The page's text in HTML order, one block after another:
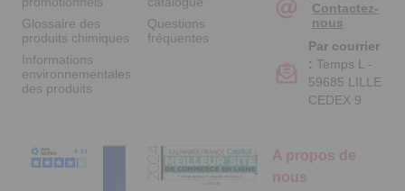
Glossaire des
produits chimiques
Informations
environnementales
des produits
Questions
fréquentes
nous
Qui sommes-nous
nous
Par courrier
: Temps L -
59685 LILLE
CEDEX 9